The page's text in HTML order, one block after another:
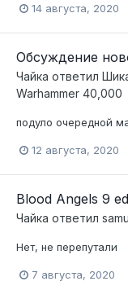
14 августа, 2020
Обсуждение
Чайка ответил
Warhammer 40,000
подуло очередной
12 августа, 2020
Blood Angels 9 ed
Чайка ответил
Нет, не перепутали
7 августа, 2020